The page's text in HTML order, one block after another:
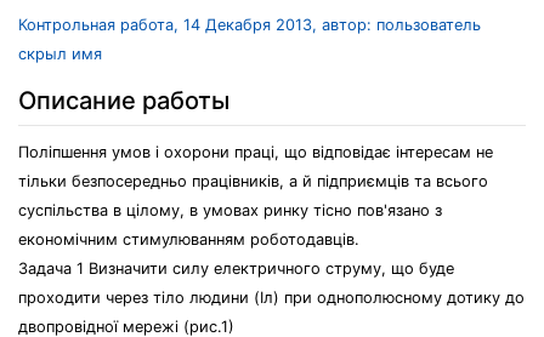
Контрольная работа, 14 Декабря 2013, автор: пользователь
скрыл имя
Описание работы
Поліпшення умов і охорони праці, що відповідає інтересам не
тільки безпосередньо працівників, а й підприємців та всього
суспільства в цілому, в умовах ринку тісно пов'язано з
економічним стимулюванням роботодавців.
Задача 1 Визначити силу електричного струму, що буде
проходити через тіло людини (Іл) при однополюсному дотику до
двопровідної мережі (рис.1)